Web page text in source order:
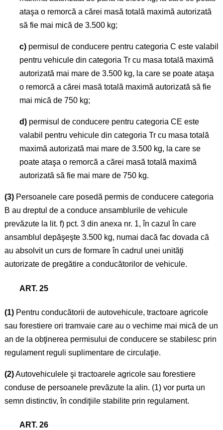
ataşa o remorcă a cărei masă totală maximă autorizată
să fie mai mică de 3.500 kg;
c)permisul de conducere pentru categoria C este valabil
pentru vehicule din categoria Tr cu masa totală maximă
autorizată mai mare de 3.500 kg, la care se poate ataşa
o remorcă a cărei masă totală maximă autorizată să fie
mai mică de 750 kg;
d)permisul de conducere pentru categoria CE este
valabil pentru vehicule din categoria Tr cu masa totală
maximă autorizată mai mare de 3.500 kg, la care se
poate ataşa o remorcă a cărei masă totală maximă
autorizată să fie mai mare de 750 kg.
(3)Persoanele care posedă permis de conducere categoria
B au dreptul de a conduce ansamblurile de vehicule
prevăzute la lit. f) pct. 3 din anexa nr. 1, în cazul în care
ansamblul depăşeşte 3.500 kg, numai dacă fac dovada că
au absolvit un curs de formare în cadrul unei unităţi
autorizate de pregătire a conducătorilor de vehicule.
ART. 25
(1)Pentru conducătorii de autovehicule, tractoare agricole
sau forestiere ori tramvaie care au o vechime mai mică de un
an de la obţinerea permisului de conducere se stabilesc prin
regulament reguli suplimentare de circulaţie.
(2)Autovehiculele şi tractoarele agricole sau forestiere
conduse de persoanele prevăzute la alin. (1) vor purta un
semn distinctiv, în condiţiile stabilite prin regulament.
ART. 26